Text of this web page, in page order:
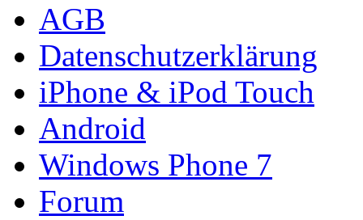
AGB
Datenschutzerklärung
iPhone & iPod Touch
Android
Windows Phone 7
Forum